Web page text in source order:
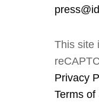
This site
Privacy
Terms of